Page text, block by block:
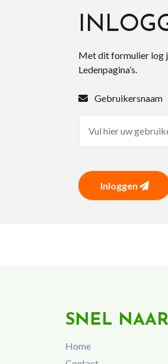
Met dit formulier log
Ledenpagina’s.
Gebruikersnaam
Inloggen
SNEL NAAR
Home